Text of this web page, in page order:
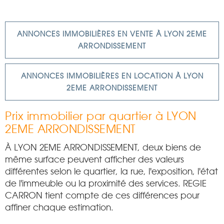
ANNONCES IMMOBILIÈRES EN VENTE À LYON 2EME
ARRONDISSEMENT
ANNONCES IMMOBILIÈRES EN LOCATION À LYON
2EME ARRONDISSEMENT
Prix immobilier par quartier à LYON
2EME ARRONDISSEMENT
À LYON 2EME ARRONDISSEMENT, deux biens de
même surface peuvent afficher des valeurs
différentes selon le quartier, la rue, l'exposition, l'état
de l'immeuble ou la proximité des services. REGIE
CARRON tient compte de ces différences pour
affiner chaque estimation.